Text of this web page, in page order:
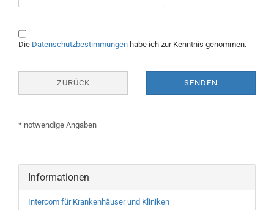
DATENSCHUTZBESTIMMUNGEN
Die Datenschutzbestimmungen habe ich zur Kenntnis genommen.
ZURÜCK SENDEN
* notwendige Angaben
Informationen
Intercom für Krankenhäuser und Kliniken